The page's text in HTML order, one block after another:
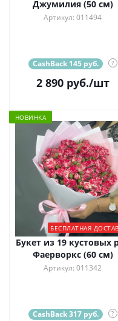
Джумилия (50 см)
Артикул: 011494
CashBack 145 руб. ?
2 890руб./шт
НОВИНКА
БЕСПЛАТНАЯ
Букет из 19 кустовых
Фаерворкс (60 см)
Артикул: 011342
CashBack 317 руб. ?